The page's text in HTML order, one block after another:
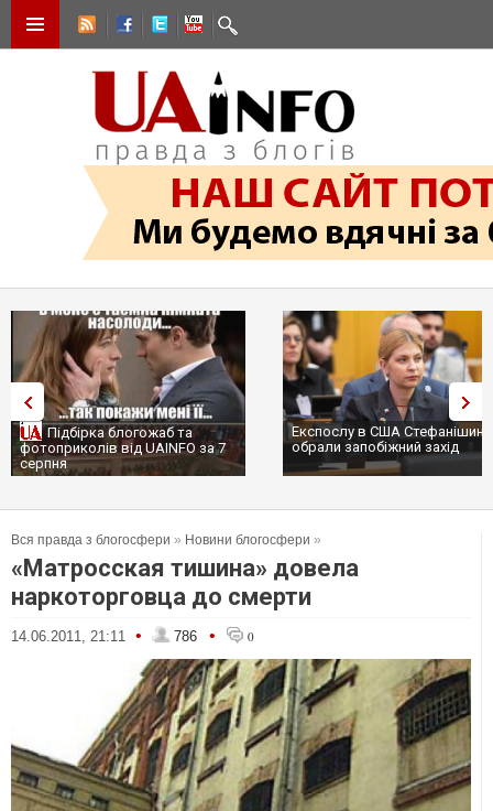
Підбірка блогожаб та
фотоприколів від UAINFO за 7
серпня
Експослу в США
обрали запобіжний захід
Вся правда з блогосфери » Новини блогосфери »
«Матросская тишина» довела
наркоторговца до смерти
14.06.2011, 21:11 • 786 • 0